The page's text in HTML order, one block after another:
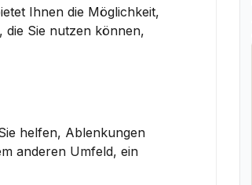
Ihnen die Möglichkeit,
die Sie nutzen können,
helfen, Ablenkungen
anderen Umfeld, ein